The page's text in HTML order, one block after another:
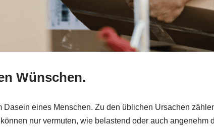
Wünschen.
eines Menschen. Zu den üblichen Ursachen
nur vermuten, wie belastend oder auch angenehm